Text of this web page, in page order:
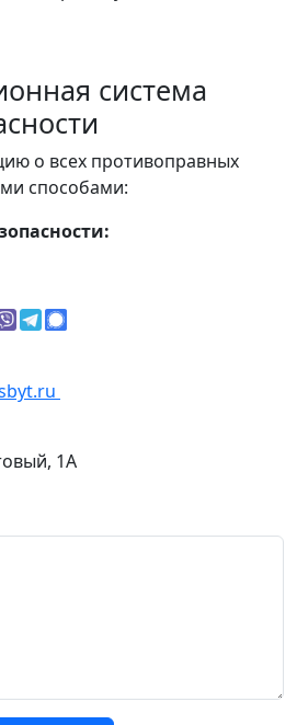
система
о всех противоправных
способами:
1А